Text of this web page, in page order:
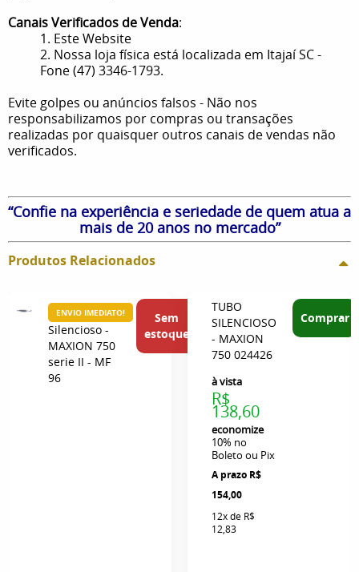
Canais Verificados de Venda:
1. Este Website
2. Nossa loja física está localizada em Itajaí SC -
Fone (47) 3346-1793.
Evite golpes ou anúncios falsos - Não nos
responsabilizamos por compras ou transações
realizadas por quaisquer outros canais de vendas não
verificados.
“Confie na experiência e seriedade de quem atua a
mais de 20 anos no mercado”
Produtos Relacionados
Silencioso -
MAXION 750
serie II - MF
96
ENVIO IMEDIATO!
Sem
estoque
TUBO
SILENCIOSO
- MAXION
750 024426
R$
154,00
à vista
R$
138,60
economize
10% no
Boleto ou Pix
12xde R$
12,83
Comprar